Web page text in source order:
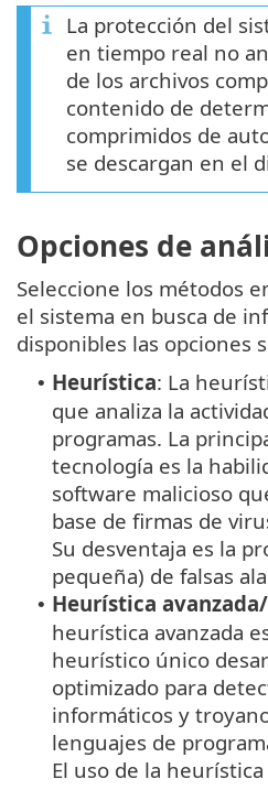
La protección del
en tiempo real no
de los archivos
contenido de
comprimidos de
se descargan en el
Opciones de
Seleccione los métodos
el sistema en busca de
disponibles las opciones
• Heurística: La
que analiza la
programas. La
tecnología es la
software malicioso
base de firmas de
Su desventaja es la
pequeña) de falsas
• Heurística
heurística avanzada
heurístico único
optimizado para
informáticos y
lenguajes de
El uso de la